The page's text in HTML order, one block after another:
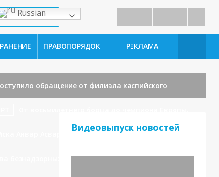
Russian
ПРАВОПОРЯДОК РЕКЛАМА
обращение от филиала каспийского
Анвар Асваров в режиме видеоконференцсвязи
безнадзорных животных.
Видеовыпуск новостей